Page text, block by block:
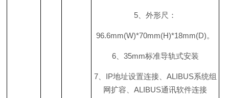
5 、外形尺：
96.6mm(W)*70mm(H)*18mm(D)。
6、 35mm标准导轨式安装
7、 IP地址设置连接、 ALIBUS系统组
网扩容 、ALIBUS通讯软件连接